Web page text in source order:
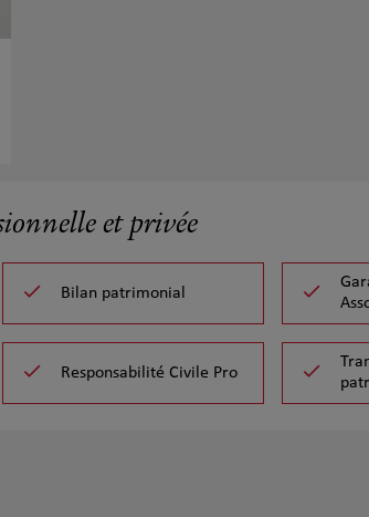
et privée
Bilan patrimonial
Responsabilité Civile Pro